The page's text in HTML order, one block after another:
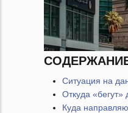
Ситуация на
Откуда «бегут»
Куда